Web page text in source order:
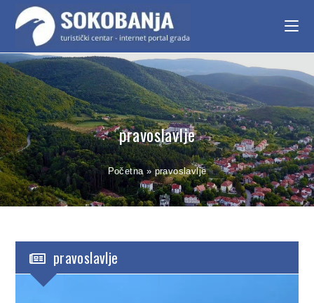
pravoslavlje
Početna»pravoslavlje
pravoslavlje